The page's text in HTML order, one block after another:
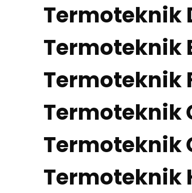
Termoteknik
Termoteknik
Termoteknik
Termoteknik
Termoteknik
Termoteknik